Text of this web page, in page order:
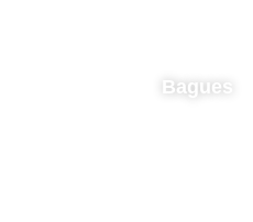
Bagues